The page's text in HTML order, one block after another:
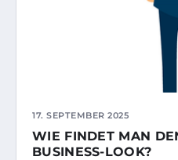
17. SEPTEMBER 2025
WIE FINDET MAN
BUSINESS-LOOK?